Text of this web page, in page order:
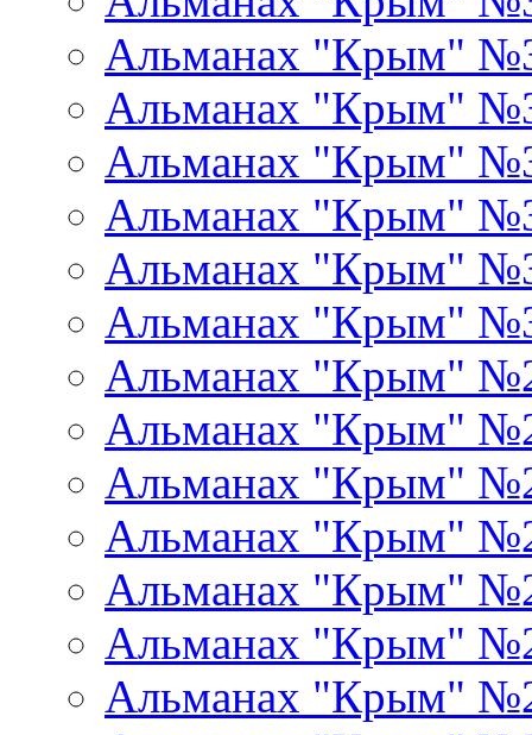
Альманах "Крым"
Альманах "Крым"
Альманах "Крым"
Альманах "Крым"
Альманах "Крым"
Альманах "Крым"
Альманах "Крым"
Альманах "Крым"
Альманах "Крым"
Альманах "Крым"
Альманах "Крым"
Альманах "Крым"
Альманах "Крым"